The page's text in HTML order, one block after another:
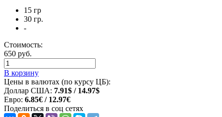
15 гр
30 гр.
-
Стоимость:
650 руб.
В корзину
Цены в валютах (по курсу ЦБ):
Доллар США: 7.91$ / 14.97$
Евро: 6.85€ / 12.97€
Поделиться в соц сетях